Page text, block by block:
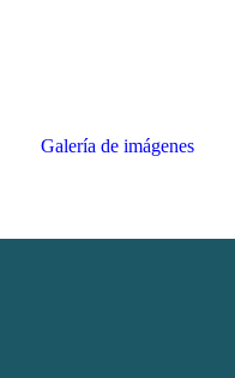
Galería de imágenes